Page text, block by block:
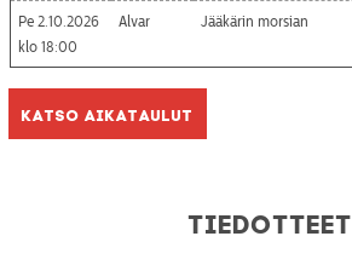
Pe 2.10.2026
18:00
Alvar Jääkärin morsian
Katso aikataulut
Tiedotteet